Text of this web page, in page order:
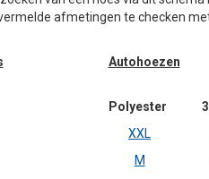
afmetingen te checken
Autohoezen
Polyester 3-
XXL
M